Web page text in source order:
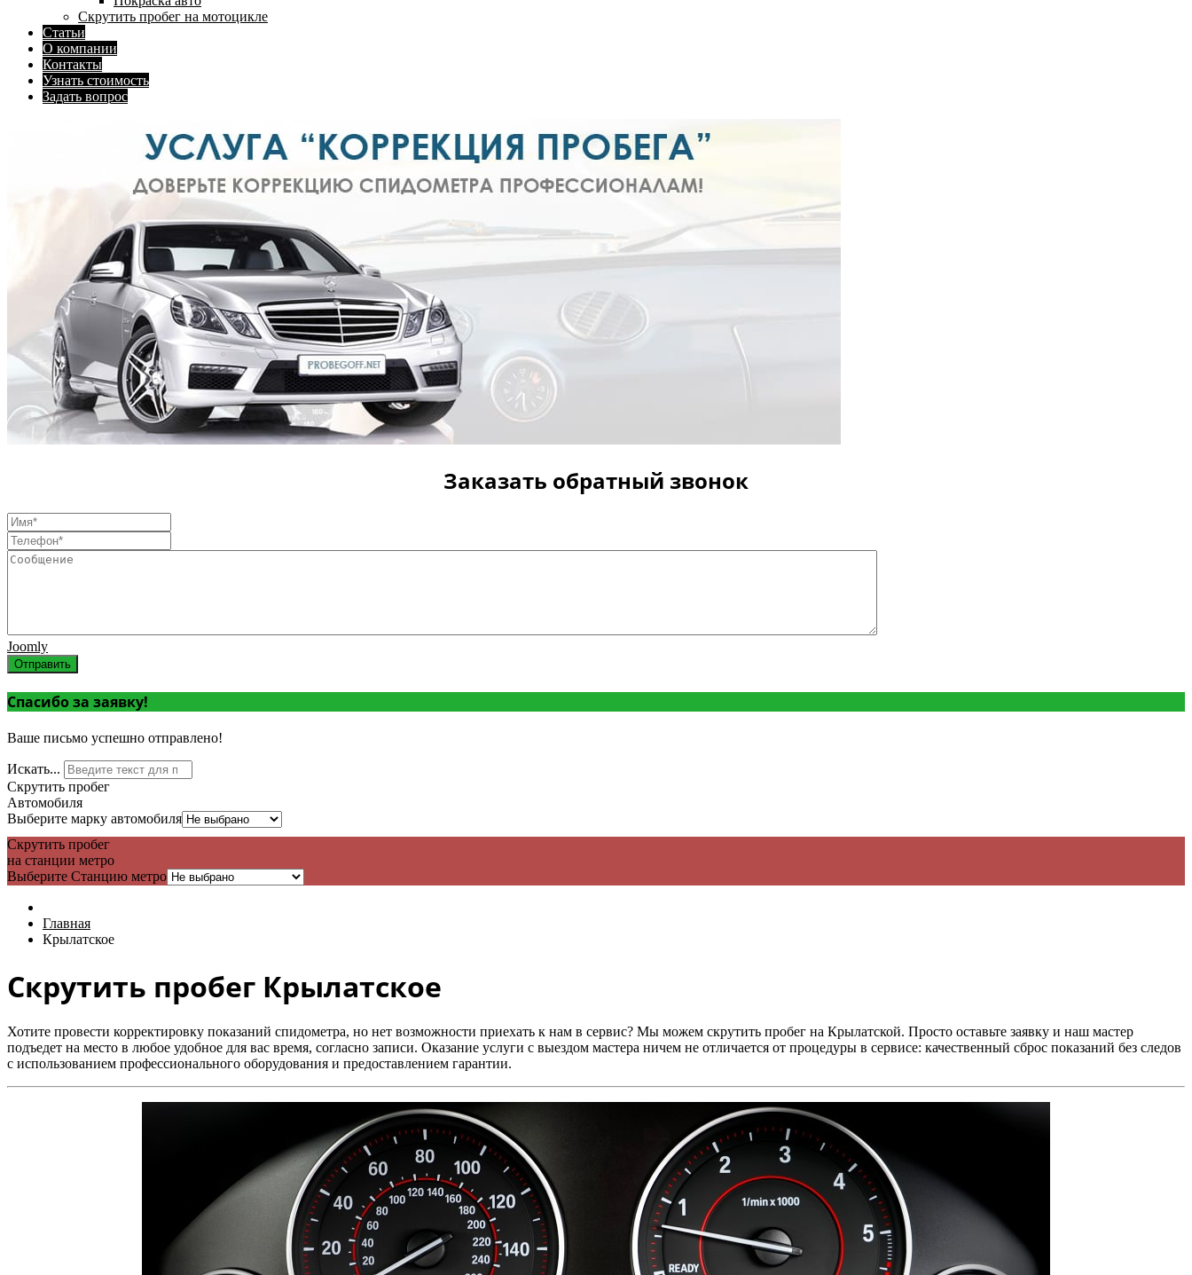
Скрутить пробег на мотоцикле
Статьи
О компании
Контакты
Узнать стоимость
Задать вопрос
Заказать обратный звонок
Joomly
Отправить
Спасибо за заявку!
Ваше письмо успешно отправлено!
Искать...
Скрутить пробег
Автомобиля
Выберите марку автомобиля
Скрутить пробег
на станции метро
Выберите Станцию метро
Главная
Крылатское
Скрутить пробег Крылатское
Хотите провести корректировку показаний спидометра, но нет возможности приехать к нам в сервис? Мы можем скрутить пробег на Крылатской. Просто оставьте заявку и наш мастер
подъедет на место в любое удобное для вас время, согласно записи. Оказание услуги с выездом мастера ничем не отличается от процедуры в сервисе: качественный сброс показаний без следов
с использованием профессионального оборудования и предоставлением гарантии.